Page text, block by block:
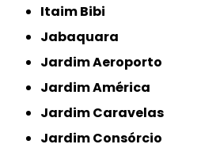
Itaim Bibi
Jabaquara
Jardim Aeroporto
Jardim América
Jardim Caravelas
Jardim Consórcio